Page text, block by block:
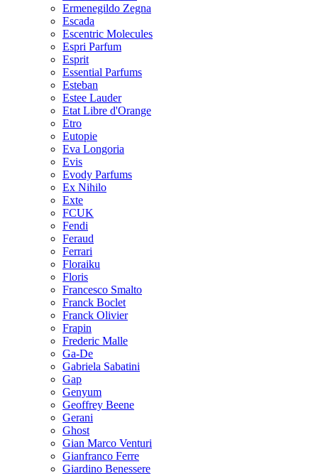
Ermenegildo Zegna
Escada
Escentric Molecules
Espri Parfum
Esprit
Essential Parfums
Esteban
Estee Lauder
Etat Libre d'Orange
Etro
Eutopie
Eva Longoria
Evis
Evody Parfums
Ex Nihilo
Exte
FCUK
Fendi
Feraud
Ferrari
Floraiku
Floris
Francesco Smalto
Franck Boclet
Franck Olivier
Frapin
Frederic Malle
Ga-De
Gabriela Sabatini
Gap
Genyum
Geoffrey Beene
Gerani
Ghost
Gian Marco Venturi
Gianfranco Ferre
Giardino Benessere